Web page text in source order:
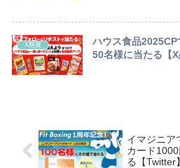
X懸賞
ハウス食品
50名様に当たる【
イマジニア
カード
る【Twitter